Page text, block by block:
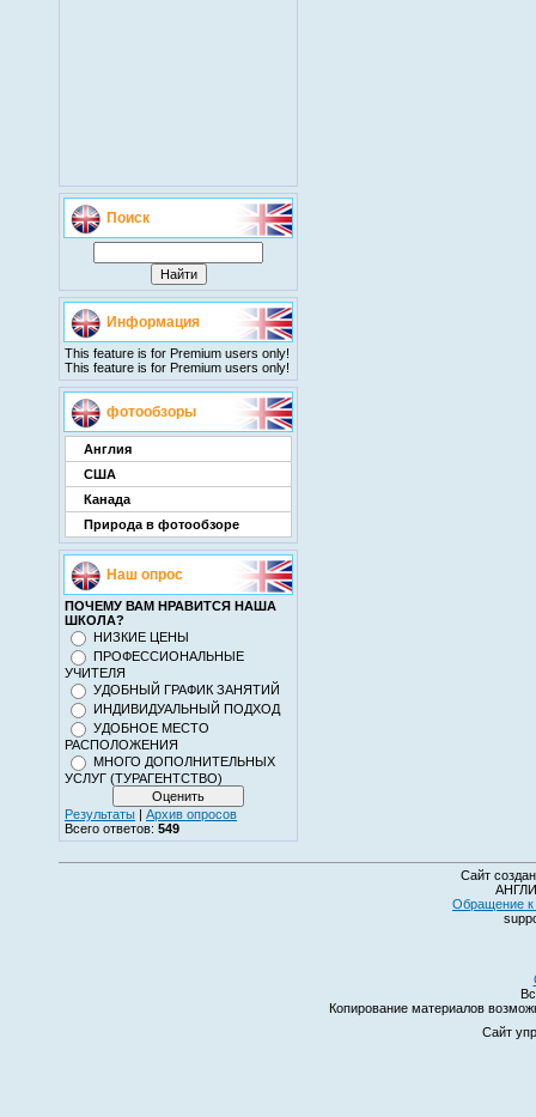
Поиск
Информация
This feature is for Premium users only!
This feature is for Premium users only!
фотообзоры
Англия
США
Канада
Природа в фотообзоре
Наш опрос
ПОЧЕМУ ВАМ НРАВИТСЯ НАША
ШКОЛА?
НИЗКИЕ ЦЕНЫ
ПРОФЕССИОНАЛЬНЫЕ
УЧИТЕЛЯ
УДОБНЫЙ ГРАФИК ЗАНЯТИЙ
ИНДИВИДУАЛЬНЫЙ ПОДХОД
УДОБНОЕ МЕСТО
РАСПОЛОЖЕНИЯ
МНОГО ДОПОЛНИТЕЛЬНЫХ
УСЛУГ (ТУРАГЕНТСТВО)
Результаты | Архив опросов
Всего ответов: 549
Сайт
Обращение к
Копирование материалов
Сайт